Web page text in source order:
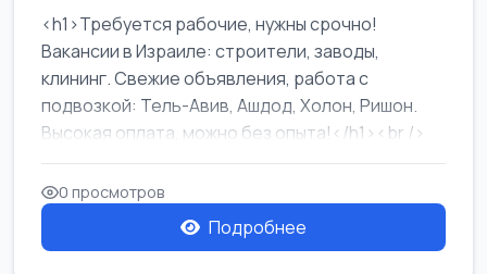
<h1>Требуется рабочие, нужны срочно!
Вакансии в Израиле: строители, заводы,
клининг. Свежие объявления, работа с
подвозкой: Тель-Авив, Ашдод, Холон, Ришон.
Высокая оплата, можно без опыта!</h1><br />
...
0 просмотров
Подробнее